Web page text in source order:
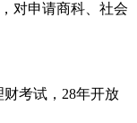
对申请商科、社会
考试，28年开放